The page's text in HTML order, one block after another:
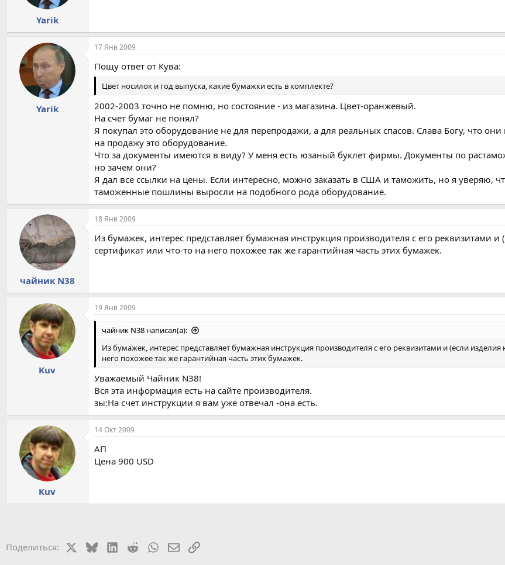
Yarik
Yarik
17 Янв 2009
Пощу ответ от Кува:
Цвет носилок и год выпуска, какие бумажки есть в комплекте?
2002-2003 точно не помню, но состояние - из магазина. Цвет-оранжевый.
На счет бумаг не понял?
Я покупал это оборудование не для перепродажи, а для реальных спасов. Слава Богу, что
на продажу это оборудование.
Что за документы имеются в виду? У меня есть юзаный буклет фирмы. Документы по
но зачем они?
Я дал все ссылки на цены. Если интересно, можно заказать в США и таможить, но я уверяю,
таможенные пошлины выросли на подобного рода оборудование.
чайник N38
18 Янв 2009
Из бумажек, интерес представляет бумажная инструкция производителя с его
сертификат или что-то на него похожее так же гарантийная часть этих бумажек.
Kuv
19 Янв 2009
чайник N38 написал(а):
Из бумажек, интерес представляет бумажная инструкция производителя с его реквизитами и (если
него похожее так же гарантийная часть этих бумажек.
Уважаемый Чайник N38!
Вся эта информация есть на сайте производителя.
зы:На счет инструкции я вам уже отвечал -она есть.
Kuv
14 Окт 2009
АП
Цена 900 USD
Поделиться: BlueskyLinkedIn
Reddit WhatsApp
Электронная почта
Ссылка